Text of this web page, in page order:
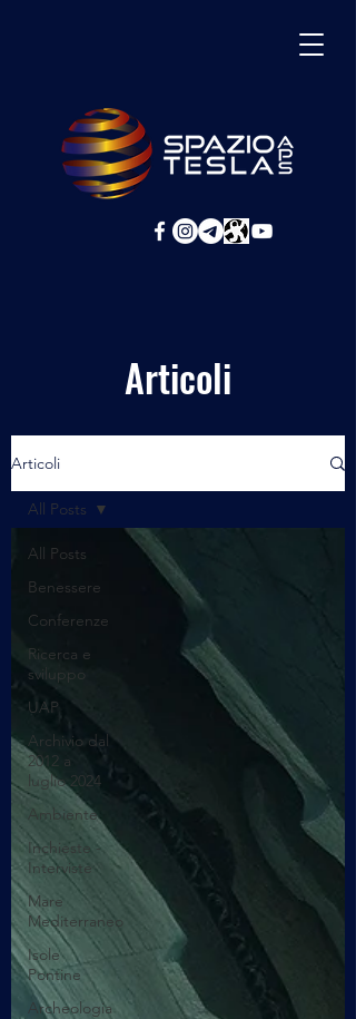
Articoli
Articoli
All Posts
Benessere
Conferenze
Ricerca e
sviluppo
UAP
Archivio dal
2012 a
luglio 2024
Ambiente
Inchieste -
Interviste
Mare
Mediterraneo
Isole
Pontine
Archeologia
All Posts